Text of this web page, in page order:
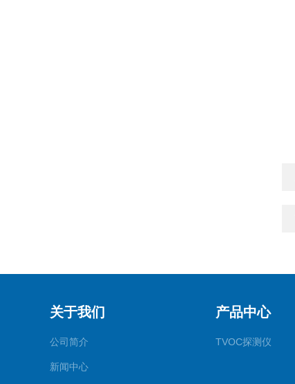
关于我们
公司简介
新闻中心
产品中心
TVOC探测仪